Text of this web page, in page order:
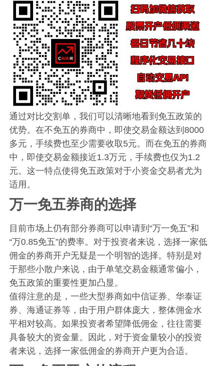
通过对比交割单，我们可以清晰地看到免五政策的
优势。在不免五的券商中，即使交易金额达到8000
多元，手续费也至少需要收取5元。而在免五的券商
中，即使交易金额接近1.3万元，手续费也仅为1.2
元。这一特点使得免五政策对于小资金交易者尤为
适用。
万一免五券商的选择
目前市场上仍有部分券商可以申请到“万一免五”和
“万0.85免五”的费率。对于投资者来说，选择一家低
佣金的券商开户无疑是一个明智的选择。特别是对
于那些小散户来说，由于单笔交易金额通常偏小，
免五政策的重要性更加凸显。
值得注意的是，一些大型券商如中信证券、华泰证
券、海通证券等，由于用户群体庞大，整体佣金水
平相对较高。如果投资者希望降低佣金，往往需要
具备较大的资金量。因此，对于资金量较小的投资
者来说，选择一家低佣金的券商开户更为合适。